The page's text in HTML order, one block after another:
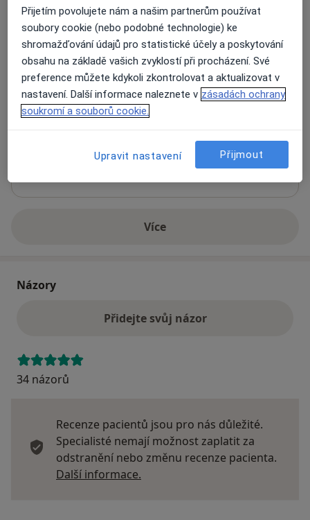
Adresa
GGDENT, Ordinace dentální hygieny -
Natália Gáfriková
Dukelských hrdinů 967/10, Praha170 00
Přiblížit mapu
Na této adrese online kalendář není aktivní
Víceo adrese
Názory
Přidejte svůj názor
34 názorů
Recenze pacientů jsou pro nás důležité.
Specialisté nemají možnost zaplatit za
odstranění nebo změnu recenze pacienta.
Další informace.
Přijetím povolujete nám a našim partnerům používat
soubory cookie (nebo podobné technologie) ke
shromažďování údajů pro statistické účely a poskytování
obsahu na základě vašich zvyklostí při procházení. Své
preference můžete kdykoli zkontrolovat a aktualizovat v
nastavení. Další informace naleznete v zásadách ochrany
soukromí a souborů cookie.
Upravit nastavení Přijmout